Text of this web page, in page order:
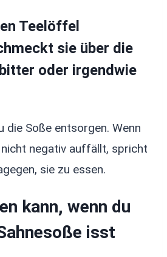
Teelöffel
sie über die
oder irgendwie
die Soße entsorgen. Wenn
negativ auffällt, spricht
sie zu essen.
kann, wenn du
isst